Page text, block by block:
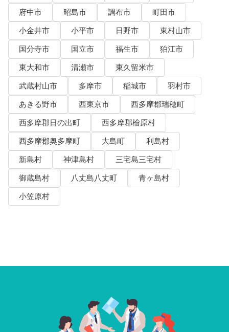
府中市
昭島市 調布市
町田市
小金井市
小平市 日野市
東村山市
国分寺市
国立市 福生市
狛江市
東大和市
清瀬市
東久留米市
武蔵村山市
多摩市 稲城市
羽村市
あきる野市
西東京市
西多摩郡瑞穂町
西多摩郡日の出町
西多摩郡檜原村
西多摩郡奥多摩町
大島町
利島村
新島村
神津島村
三宅島三宅村
御蔵島村
八丈島八丈町
青ヶ島村
小笠原村